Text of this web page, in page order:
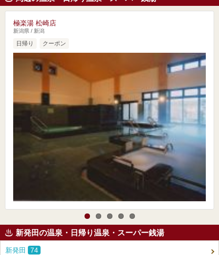
極楽湯 松崎店
新潟県 / 新潟
日帰り クーポン
新発田の温泉・日帰り温泉・スーパー銭湯
新発田 74